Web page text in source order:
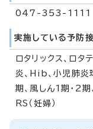
047-353-1111
実施している予防
ロタリックス、ロタ
炎、Hib、小児肺炎
期、風しん1期・2期
RS（妊婦）